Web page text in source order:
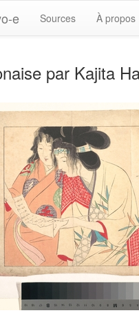
e Sources À propos
par Kajita